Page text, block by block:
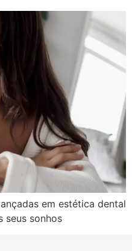
em estética dental
seus sonhos